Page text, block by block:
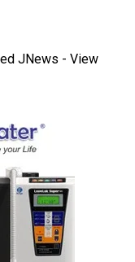
JNews - View